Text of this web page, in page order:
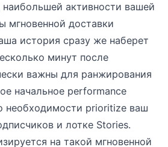
наибольшей активности вашей
мгновенной доставки
история сразу же наберет
минут после
важны для ранжирования
начальное performance
необходимости prioritize ваш
и лотке Stories.
на такой мгновенной